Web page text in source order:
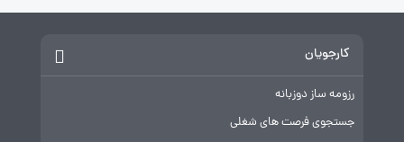
اشتراک گذاری